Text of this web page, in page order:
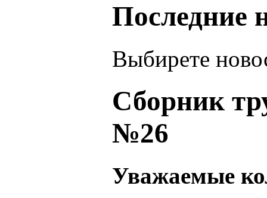
Последние
Выбирете
Сборник
№26
Уважаемые